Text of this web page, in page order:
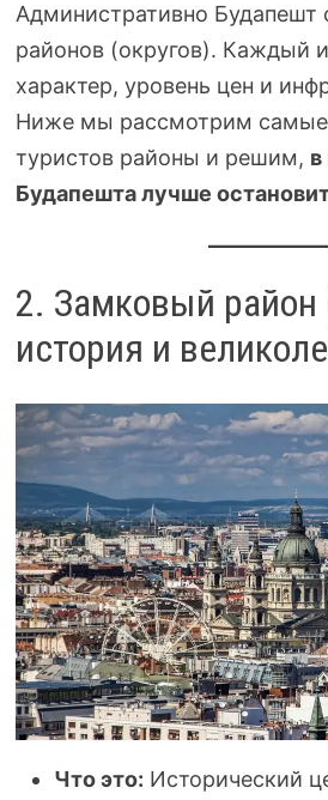
Административно Будапешт
районов (округов). Каждый
характер, уровень цен и
Ниже мы рассмотрим самые
туристов районы и решим,
Будапешта лучше
2. Замковый район
история и
Что это: Исторический